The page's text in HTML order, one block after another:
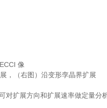
，（右图）沿变形孪晶界扩展
扩展方向和扩展速率做定量分析